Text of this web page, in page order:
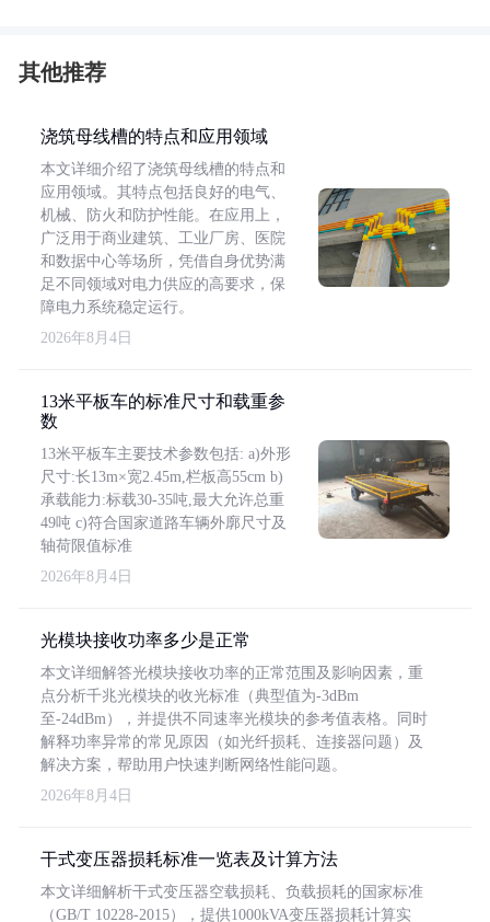
其他推荐
浇筑母线槽的特点和应用领域
本文详细介绍了浇筑母线槽的特点和
应用领域。其特点包括良好的电气、
机械、防火和防护性能。在应用上，
广泛用于商业建筑、工业厂房、医院
和数据中心等场所，凭借自身优势满
足不同领域对电力供应的高要求，保
障电力系统稳定运行。
2026年8月4日
13米平板车的标准尺寸和载重参
数
13米平板车主要技术参数包括: a)外形
尺寸:长13m×宽2.45m,栏板高55cm b)
承载能力:标载30-35吨,最大允许总重
49吨 c)符合国家道路车辆外廓尺寸及
轴荷限值标准
2026年8月4日
光模块接收功率多少是正常
本文详细解答光模块接收功率的正常范围及影响因素，重
点分析千兆光模块的收光标准（典型值为-3dBm
至-24dBm），并提供不同速率光模块的参考值表格。同时
解释功率异常的常见原因（如光纤损耗、连接器问题）及
解决方案，帮助用户快速判断网络性能问题。
2026年8月4日
干式变压器损耗标准一览表及计算方法
本文详细解析干式变压器空载损耗、负载损耗的国家标准
（GB/T 10228-2015），提供1000kVA变压器损耗计算实